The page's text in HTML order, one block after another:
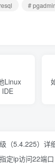
#
Linux
IDE
（5.4.225）详
定ip访问22端口